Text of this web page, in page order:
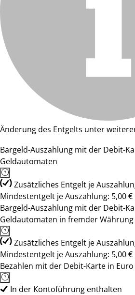
Änderung des Entgelts unter
Bargeld-Auszahlung mit der Debit-
Geldautomaten
Zusätzliches Entgelt je
Mindestentgelt je Auszahlung: 5,00 €
Bargeld-Auszahlung mit der Debit-
Geldautomaten in fremder Währung
Zusätzliches Entgelt je
Mindestentgelt je Auszahlung: 5,00 €
Bezahlen mit der Debit-Karte in Euro
In der Kontoführung enthalten